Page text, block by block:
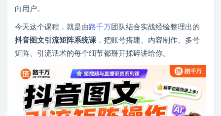
向用户。
今天这个课程，就是由路千万 团队结合实战经验整理出的
抖音图文引流矩阵系统课 ，把账号搭建、内容制作、多号
矩阵、引流话术的每个细节都掰开揉碎讲给你。